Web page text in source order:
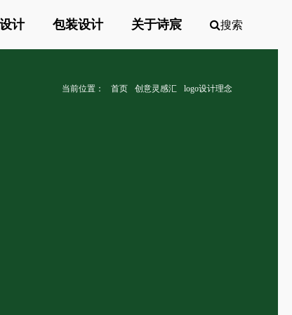
计 包装设计 关于诗宸 搜索
当前位置： 首页 创意灵感汇
logo设计理念